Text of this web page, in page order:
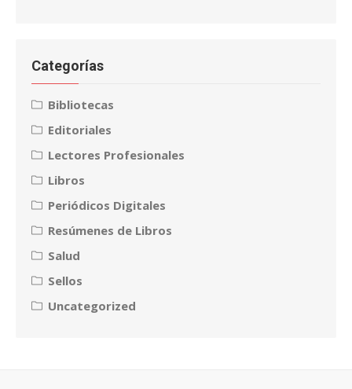
Categorías
Bibliotecas
Editoriales
Lectores Profesionales
Libros
Periódicos Digitales
Resúmenes de Libros
Salud
Sellos
Uncategorized